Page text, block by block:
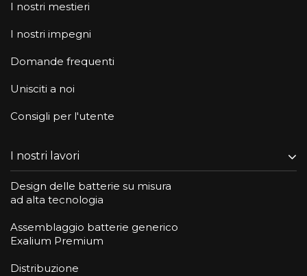
I nostri mestieri
I nostri impegni
Domande frequenti
Unisciti a noi
Consigli per l'utente
I nostri lavori
Design delle batterie su misura
ad alta tecnologia
Assemblaggio batterie generico
Exalium Premium
Distribuzione